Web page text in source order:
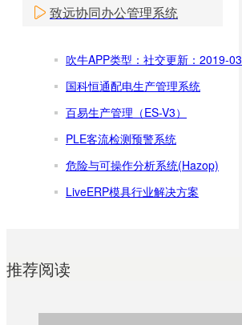
致远协同办公管理系统
吹牛APP类型：社交更新：2019-03-16下载次数：10万+系统：Android，iOS开发商：沈阳青曙网络科技有限公司(官网)手机扫二维下载安卓版下载苹果版下载app介绍app截图文件下载网友评
国科恒通配电生产管理系统
百易生产管理（ES-V3）
PLE客流检测预警系统
危险与可操作分析系统(Hazop)
LiveERP模具行业解决方案
推荐阅读